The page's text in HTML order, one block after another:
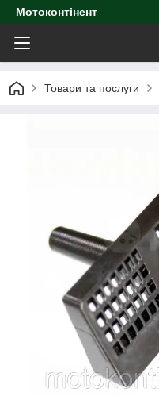
Мотоконтінент
Товари та послуги